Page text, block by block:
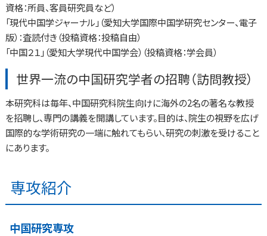
資格：所員、客員研究員など）
「現代中国学ジャーナル」（愛知大学国際中国学研究センター、電子
版）：査読付き（投稿資格：投稿自由）
「中国２１」（愛知大学現代中国学会）（投稿資格：学会員）
世界一流の中国研究学者の招聘（訪問教授）
本研究科は毎年、中国研究科院生向けに海外の2名の著名な教授
を招聘し、専門の講義を開講しています。目的は、院生の視野を広げ
国際的な学術研究の一端に触れてもらい、研究の刺激を受けること
にあります。
専攻紹介
中国研究専攻